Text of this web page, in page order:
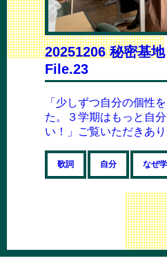
20251206 秘密基
File.23
「少しずつ自分の個性
た。３学期はもっと自
い！」ご覧いただきあ
と...歌詞 自分 なぜ